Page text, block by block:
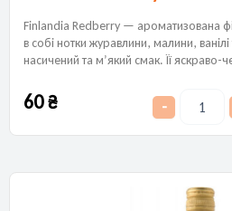
​Finlandia Redberry — ароматизована
в собі нотки журавлини, малини,
насичений та м’який смак. Її яскраво-
60₴ -